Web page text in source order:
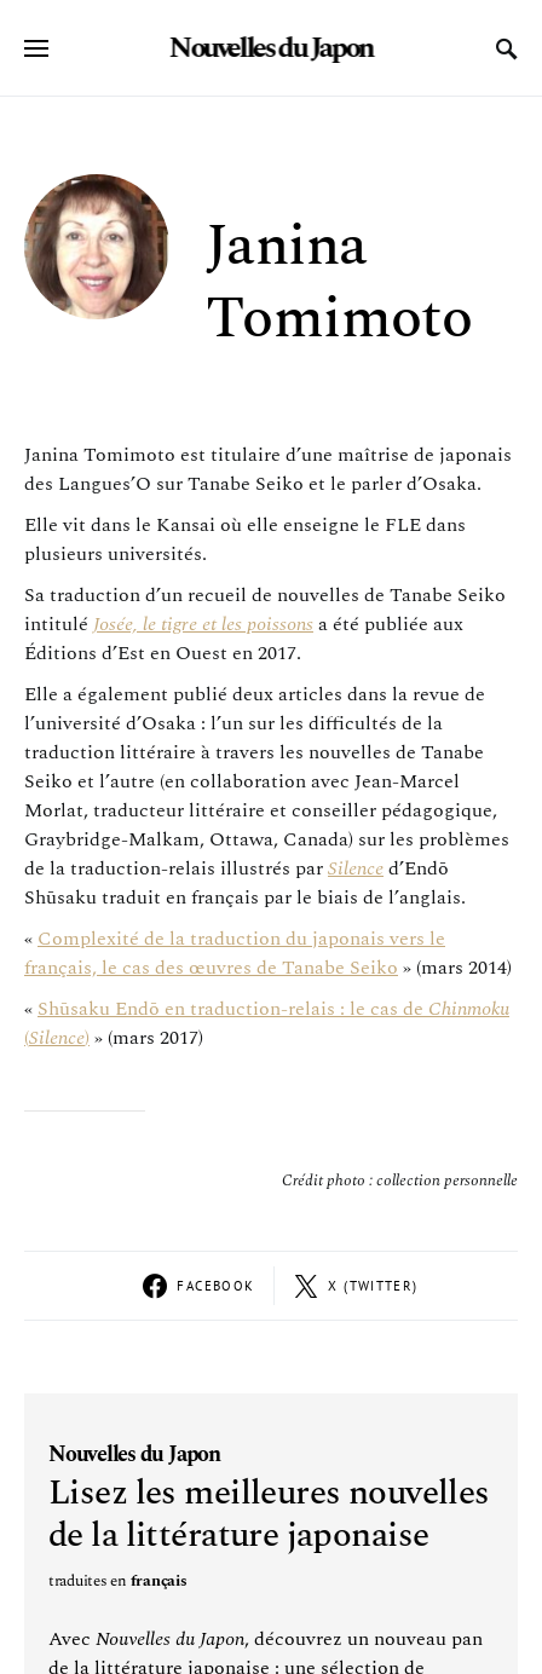
Nouvelles du Japon
Janina
Tomimoto
Janina Tomimoto est titulaire d’une maîtrise de japonais
des Langues’O sur Tanabe Seiko et le parler d’Osaka.
Elle vit dans le Kansai où elle enseigne le FLE dans
plusieurs universités.
Sa traduction d’un recueil de nouvelles de Tanabe Seiko
intituléJosée, le tigre et les poissonsa été publiée aux
Éditions d’Est en Ouest en 2017.
Elle a également publié deux articles dans la revue de
l’université d’Osaka : l’un sur les difficultés de la
traduction littéraire à travers les nouvelles de Tanabe
Seiko et l’autre (en collaboration avec Jean-Marcel
Morlat, traducteur littéraire et conseiller pédagogique,
Graybridge-Malkam, Ottawa, Canada) sur les problèmes
de la traduction-relais illustrés parSilenced’Endō
Shūsaku traduit en français par le biais de l’anglais.
«Complexité de la traduction du japonais vers le
français, le cas des œuvres de Tanabe Seiko» (mars 2014)
«Shūsaku Endō en traduction-relais : le cas deChinmoku
(Silence)» (mars 2017)
Crédit photo : collection personnelle
FACEBOOK X (TWITTER)
Nouvelles du Japon
Lisez les meilleures nouvelles
de la littérature japonaise
traduites en français
Avec Nouvelles du Japon, découvrez un nouveau pan
de la littérature japonaise : une sélection de